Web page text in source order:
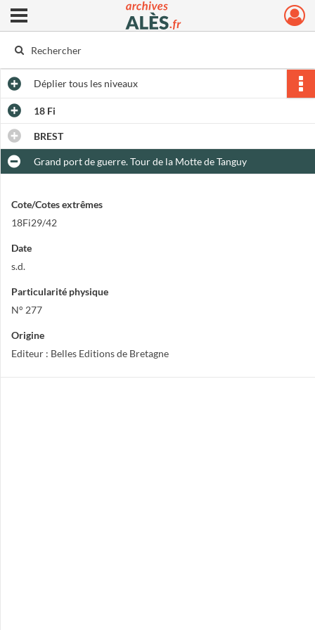
Archives municipales d'Alès
Ouvrir le menu déroulant
Dépliertous les niveaux
18 Fi
BREST
Grand port de guerre. Tour de la Motte de Tanguy
Cote/Cotes extrêmes
18Fi29/42
Date
s.d.
Particularité physique
N° 277
Origine
Editeur : Belles Editions de Bretagne